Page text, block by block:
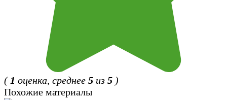
( 1 оценка, среднее 5 из 5 )
Похожие материалы